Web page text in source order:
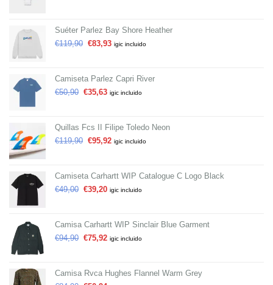
Suéter Parlez Bay Shore Heather
€119,90 €83,93 igic incluido
Camiseta Parlez Capri River
€50,90 €35,63 igic incluido
Quillas Fcs II Filipe Toledo Neon
€119,90 €95,92 igic incluido
Camiseta Carhartt WIP Catalogue C Logo Black
€49,00 €39,20 igic incluido
Camisa Carhartt WIP Sinclair Blue Garment
€94,90 €75,92 igic incluido
Camisa Rvca Hughes Flannel Warm Grey